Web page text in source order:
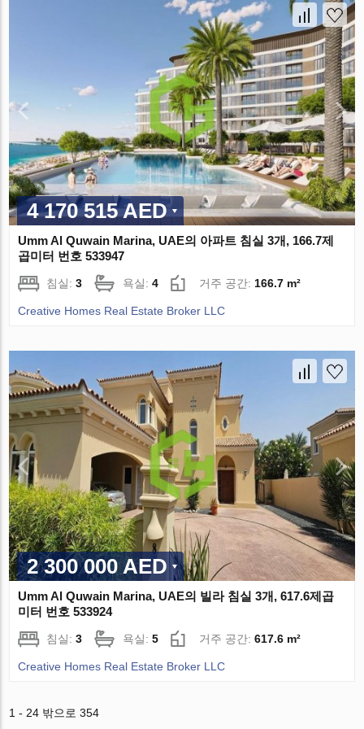
4 170 515 AED
Umm Al Quwain Marina, UAE의 아파트 침실 3개, 166.7제
곱미터 번호 533947
침실:3 욕실:4 거주 공간: 166.7 m²
Creative Homes Real Estate Broker LLC
2 300 000 AED
Umm Al Quwain Marina, UAE의 빌라 침실 3개, 617.6제곱
미터 번호 533924
침실:3 욕실:5 거주 공간:617.6 m²
Creative Homes Real Estate Broker LLC
1 - 24 밖으로 354